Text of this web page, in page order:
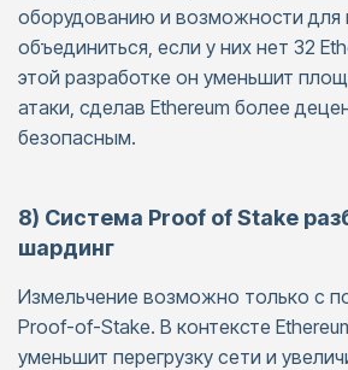
оборудованию и возможности для
объединиться, если у них нет 32
этой разработке он уменьшит
атаки, сделав Ethereum более
безопасным.
8) Система Proof of Stake
шардинг
Измельчение возможно только с
Proof-of-Stake. В контексте
уменьшит перегрузку сети и